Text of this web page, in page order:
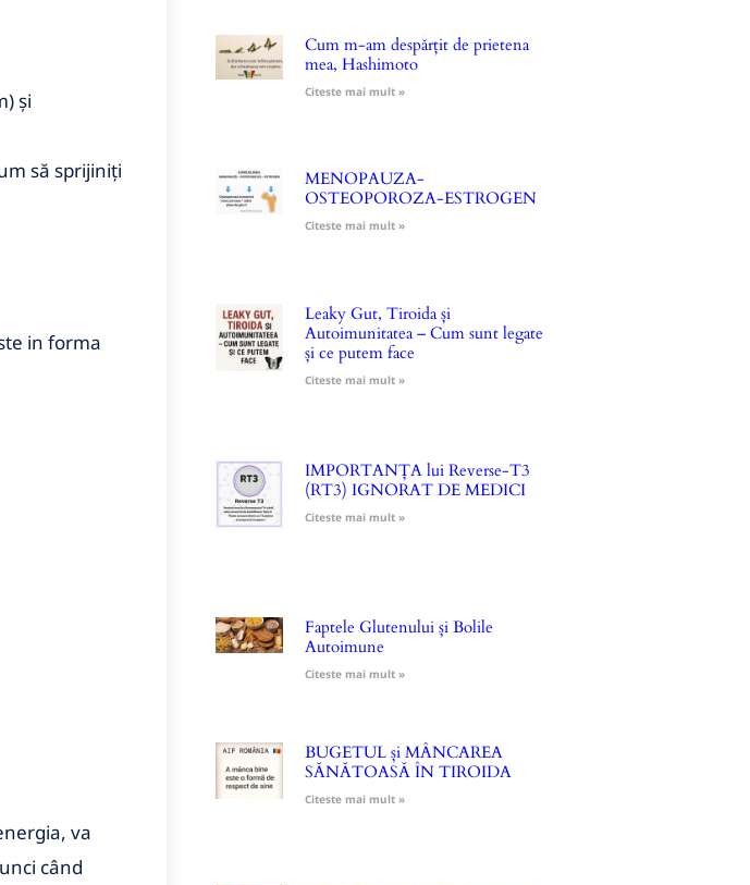
şi
să sprijiniți
in forma
va
când
Cum m-am despărțit de prietena
mea, Hashimoto
Citeste mai mult »
MENOPAUZA-
OSTEOPOROZA-ESTROGEN
Citeste mai mult »
Leaky Gut, Tiroida și
Autoimunitatea – Cum sunt legate
și ce putem face
Citeste mai mult »
IMPORTANȚA lui Reverse-T3
(RT3) IGNORAT DE MEDICI
Citeste mai mult »
Faptele Glutenului și Bolile
Autoimune
Citeste mai mult »
BUGETUL și MÂNCAREA
SĂNĂTOASĂ ÎN TIROIDA
Citeste mai mult »